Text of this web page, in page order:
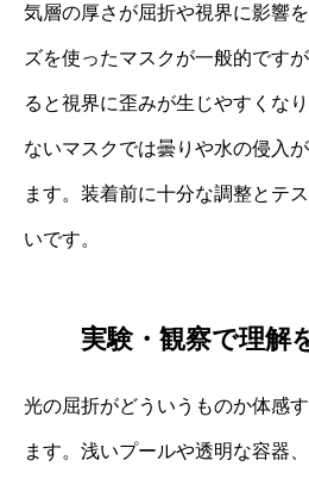
気層の厚さが屈折や視界に影響
ズを使ったマスクが一般的です
ると視界に歪みが生じやすくな
ないマスクでは曇りや水の侵入
ます。装着前に十分な調整とテ
いです。
実験・観察で理解
光の屈折がどういうものか体感
ます。浅いプールや透明な容器